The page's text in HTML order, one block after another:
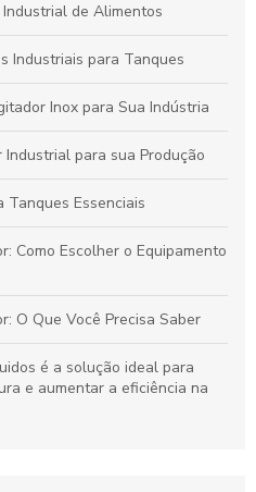
Industriais Eficazes
de Alimentos
Industriais para Tanques
Inox para Sua Indústria
para sua Produção
Essenciais
Como Escolher o Equipamento
O Que Você Precisa Saber
é a solução ideal para
e aumentar a eficiência na